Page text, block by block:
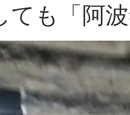
ても「阿